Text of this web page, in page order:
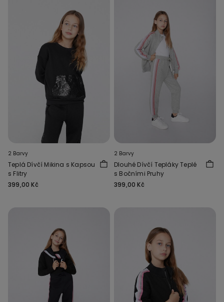
2 Barvy
Teplá Dívčí Mikina s Kapsou
s Flitry
399,00 Kč
2 Barvy
Dlouhé Dívčí Tepláky Teplé
s Bočními Pruhy
399,00 Kč